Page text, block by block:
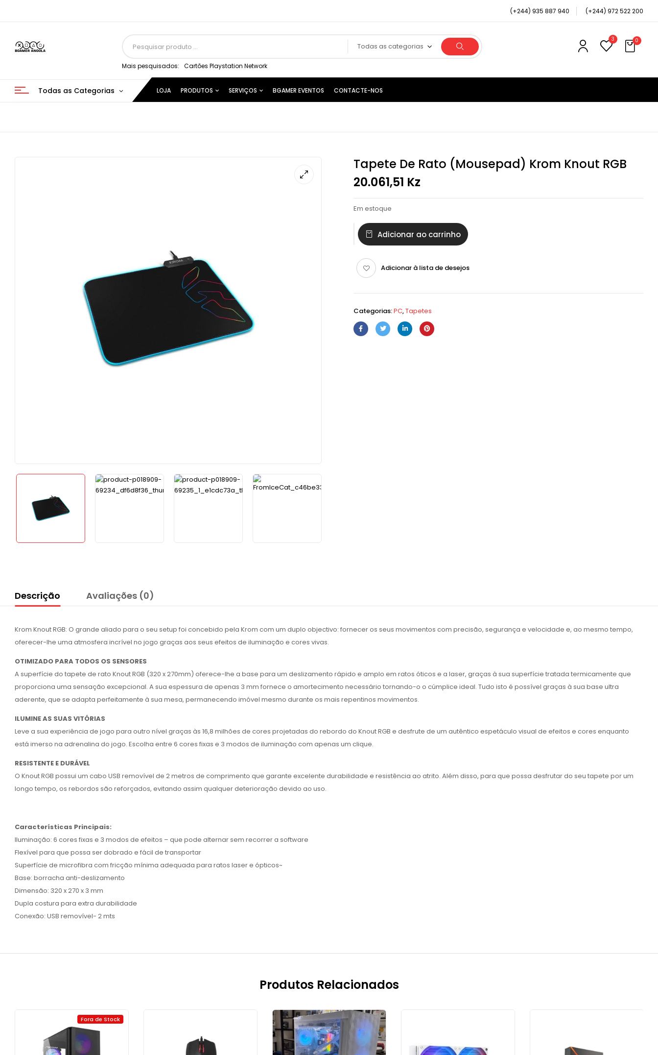
(+244) 935 887 940 (+244) 972 522 200
Todas as categorias
Mais pesquisados: Cartões Playstation Network
3 0
Todas as Categorias LOJA PRODUTOS SERVIÇOS BGAMER EVENTOS CONTACTE-NOS
Tapete De Rato (Mousepad) Krom Knout RGB
20.061,51 Kz
Em estoque
Adicionar ao carrinho
Adicionar à lista de desejos
Categorias:PC,Tapetes
Descrição Avaliações (0)
Krom Knout RGB: O grande aliado para o seu setup foi concebido pela Krom com um duplo objectivo: fornecer os seus movimentos com precisão, segurança e velocidade e, ao mesmo tempo,
oferecer-lhe uma atmosfera incrível no jogo graças aos seus efeitos de iluminação e cores vivas.
OTIMIZADO PARA TODOS OS SENSORES
A superfície do tapete de rato Knout RGB (320 x 270mm) oferece-lhe a base para um deslizamento rápido e amplo em ratos óticos e a laser, graças à sua superfície tratada termicamente que
proporciona uma sensação excepcional. A sua espessura de apenas 3 mm fornece o amortecimento necessário tornando-o o cúmplice ideal. Tudo isto é possível graças à sua base ultra
aderente, que se adapta perfeitamente à sua mesa, permanecendo imóvel mesmo durante os mais repentinos movimentos.
ILUMINE AS SUAS VITÓRIAS
Leve a sua experiência de jogo para outro nível graças às 16,8 milhões de cores projetadas do rebordo do Knout RGB e desfrute de um autêntico espetáculo visual de efeitos e cores enquanto
está imerso na adrenalina do jogo. Escolha entre 6 cores fixas e 3 modos de iluminação com apenas um clique.
RESISTENTE E DURÁVEL
O Knout RGB possui um cabo USB removível de 2 metros de comprimento que garante excelente durabilidade e resistência ao atrito. Além disso, para que possa desfrutar do seu tapete por um
longo tempo, os rebordos são reforçados, evitando assim qualquer deterioração devido ao uso.
Características Principais:
Iluminação: 6 cores fixas e 3 modos de efeitos – que pode alternar sem recorrer a software
Flexível para que possa ser dobrado e fácil de transportar
Superfície de microfibra com fricção mínima adequada para ratos laser e ópticos~
Base: borracha anti-deslizamento
Dimensão: 320 x 270 x 3 mm
Dupla costura para extra durabilidade
Conexão: USB removível- 2 mts
Produtos Relacionados
Fora de Stock